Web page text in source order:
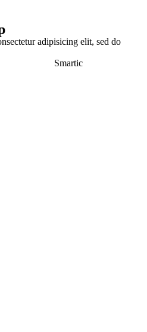
adipisicing elit, sed do